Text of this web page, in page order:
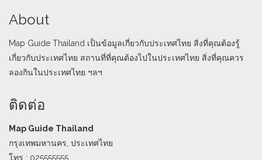
About
Map Guide Thailand เป็นข้อมูลเกี่ยวกับประเทศไทย สิ่งที่คุณต้องรู้
เกี่ยวกับประเทศไทย สถานที่ที่คุณต้องไปในประเทศไทย สิ่งที่คุณควร
ลองกินในประเทศไทย ฯลฯ
ติดต่อ
Map Guide Thailand
กรุงเทพมหานคร, ประเทศไทย
โทร : 025555555